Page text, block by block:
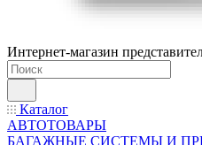
Интернет-магазин
Каталог
АВТОТОВАРЫ
БАГАЖНЫЕ СИСТЕМЫ И